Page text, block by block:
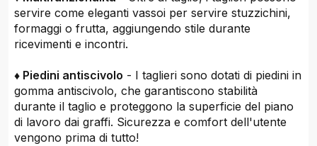
servire come eleganti vassoi per servire stuzzichini,
formaggi o frutta, aggiungendo stile durante
ricevimenti e incontri.
♦ Piedini antiscivolo - I taglieri sono dotati di piedini in
gomma antiscivolo, che garantiscono stabilità
durante il taglio e proteggono la superficie del piano
di lavoro dai graffi. Sicurezza e comfort dell'utente
vengono prima di tutto!